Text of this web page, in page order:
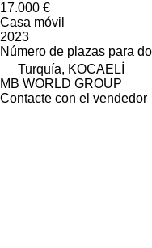
17.000 €
Casa móvil
2023
Número de plazas para
Turquía, KOCAELİ
MB WORLD GROUP
Contacte con el vendedor